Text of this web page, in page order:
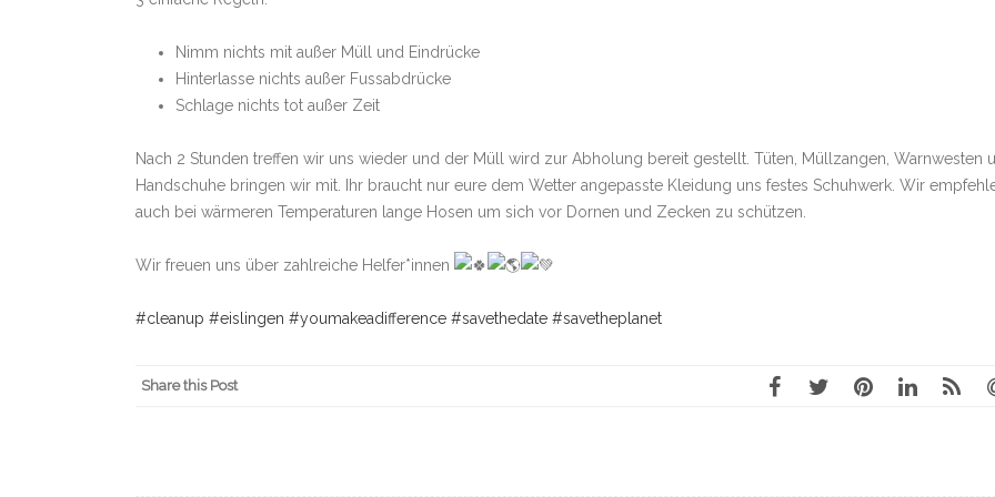
Nimm nichts mit außer Müll und Eindrücke
Hinterlasse nichts außer Fussabdrücke
Schlage nichts tot außer Zeit
Nach 2 Stunden treffen wir uns wieder und der Müll wird zur Abholung bereit gestellt. Tüten, Müllzangen, Warnwesten
Handschuhe bringen wir mit. Ihr braucht nur eure dem Wetter angepasste Kleidung uns festes Schuhwerk. Wir
auch bei wärmeren Temperaturen lange Hosen um sich vor Dornen und Zecken zu schützen.
Wir freuen uns über zahlreiche Helfer*innen
#cleanup #eislingen #youmakeadifference #savethedate #savetheplanet
Share this Post